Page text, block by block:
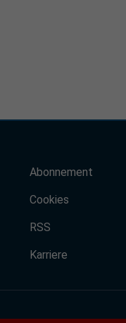
Abonnement
Cookies
RSS
Karriere